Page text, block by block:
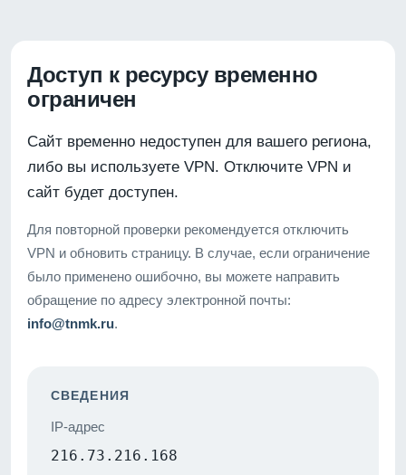
Доступ к ресурсу временно
ограничен
Сайт временно недоступен для вашего региона,
либо вы используете VPN. Отключите VPN и
сайт будет доступен.
Для повторной проверки рекомендуется отключить
VPN и обновить страницу. В случае, если ограничение
было применено ошибочно, вы можете направить
обращение по адресу электронной почты:
info@tnmk.ru.
СВЕДЕНИЯ
IP-адрес
216.73.216.168